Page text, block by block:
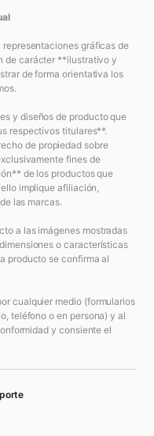
representaciones gráficas de
de carácter **ilustrativo y
de forma orientativa los
y diseños de producto que
respectivos titulares**.
de propiedad sobre
fines de
de los productos que
implique afiliación,
las marcas.
a las imágenes mostradas
o características
producto se confirma al
cualquier medio (formularios
teléfono o en persona) y al
y consiente el